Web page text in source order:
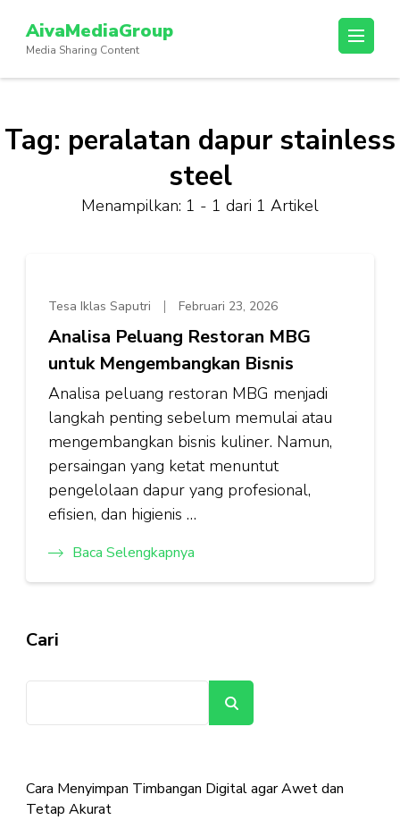
konten
(Tekan
AivaMediaGroup
Media Sharing Content
Tag: peralatan dapur stainless
steel
Menampilkan: 1 - 1 dari 1 Artikel
Tesa Iklas Saputri Februari 23, 2026
Analisa Peluang Restoran MBG
untuk Mengembangkan Bisnis
Analisa peluang restoran MBG menjadi
langkah penting sebelum memulai atau
mengembangkan bisnis kuliner. Namun,
persaingan yang ketat menuntut
pengelolaan dapur yang profesional,
efisien, dan higienis …
Baca Selengkapnya
Cari
Cara Menyimpan Timbangan Digital agar Awet dan
Tetap Akurat